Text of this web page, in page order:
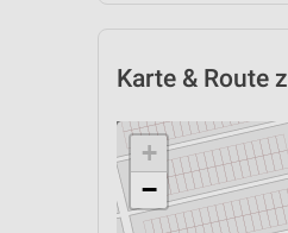
Karte & Route
+
−